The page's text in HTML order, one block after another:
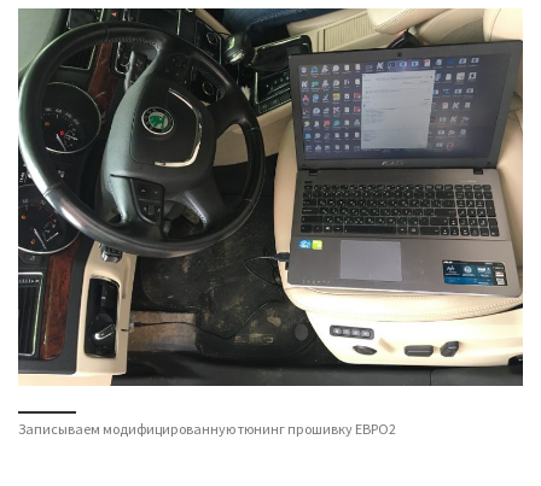
Записываем модифицированную тюнинг прошивку ЕВРО2